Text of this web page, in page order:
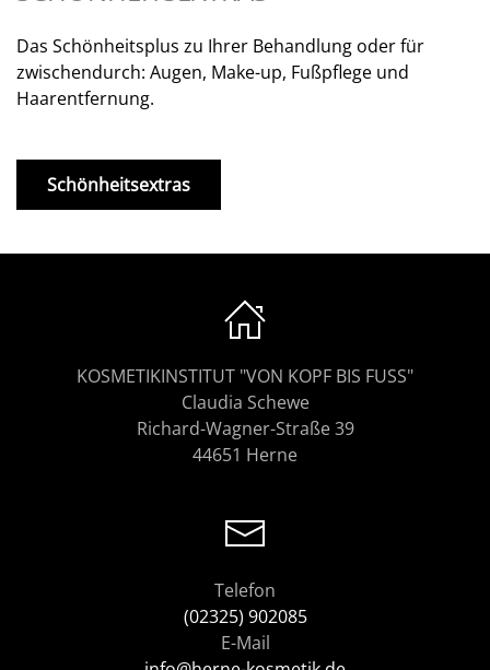
Das Schönheitsplus zu Ihrer Behandlung oder für
zwischendurch: Augen, Make-up, Fußpflege und
Haarentfernung.
Schönheitsextras
KOSMETIKINSTITUT "VON KOPF BIS FUSS"
Claudia Schewe
Richard-Wagner-Straße 39
44651 Herne
Telefon
(02325) 902085
E-Mail